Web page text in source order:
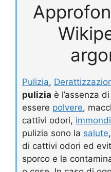
Pulizia,
pulizia è l’assenza
essere polvere,
cattivi odori,
pulizia sono la salute
di cattivi odori ed
sporco e la